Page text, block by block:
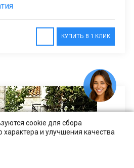
cookie для сбора
и улучшения качества
КУПИТЬ В 1 КЛИК